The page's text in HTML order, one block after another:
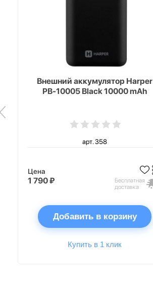
Внешний аккумулятор Harper
PB-10005 Black 10000 mAh
арт. 358
Цена
1 790 ₽
Бесплатная
доставка
Добавить в корзину
Купить в 1 клик